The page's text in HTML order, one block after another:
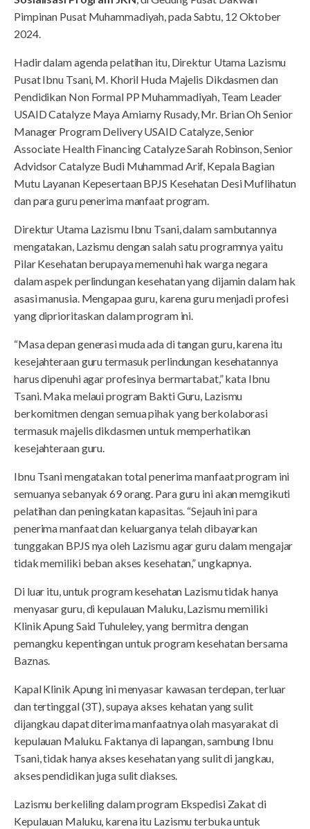
Pimpinan Pusat Muhammadiyah, pada Sabtu, 12 Oktober
2024.
Hadir dalam agenda pelatihan itu, Direktur Utama Lazismu
Pusat Ibnu Tsani, M. Khoril Huda Majelis Dikdasmen dan
Pendidikan Non Formal PP Muhammadiyah, Team Leader
USAID Catalyze Maya Amiarny Rusady, Mr. Brian Oh Senior
Manager Program Delivery USAID Catalyze, Senior
Associate Health Financing Catalyze Sarah Robinson, Senior
Advidsor Catalyze Budi Muhammad Arif, Kepala Bagian
Mutu Layanan Kepesertaan BPJS Kesehatan Desi Muflihatun
dan para guru penerima manfaat program.
Direktur Utama Lazismu Ibnu Tsani, dalam sambutannya
mengatakan, Lazismu dengan salah satu programnya yaitu
Pilar Kesehatan berupaya memenuhi hak warga negara
dalam aspek perlindungan kesehatan yang dijamin dalam hak
asasi manusia. Mengapaa guru, karena guru menjadi profesi
yang diprioritaskan dalam program ini.
“Masa depan generasi muda ada di tangan guru, karena itu
kesejahteraan guru termasuk perlindungan kesehatannya
harus dipenuhi agar profesinya bermartabat,” kata Ibnu
Tsani. Maka melaui program Bakti Guru, Lazismu
berkomitmen dengan semua pihak yang berkolaborasi
termasuk majelis dikdasmen untuk memperhatikan
kesejahteraan guru.
Ibnu Tsani mengatakan total penerima manfaat program ini
semuanya sebanyak 69 orang. Para guru ini akan memgikuti
pelatihan dan peningkatan kapasitas. “Sejauh ini para
penerima manfaat dan keluarganya telah dibayarkan
tunggakan BPJS nya oleh Lazismu agar guru dalam mengajar
tidak memiliki beban akses kesehatan,” ungkapnya.
Di luar itu, untuk program kesehatan Lazismu tidak hanya
menyasar guru, di kepulauan Maluku, Lazismu memiliki
Klinik Apung Said Tuhuleley, yang bermitra dengan
pemangku kepentingan untuk program kesehatan bersama
Baznas.
Kapal Klinik Apung ini menyasar kawasan terdepan, terluar
dan tertinggal (3T), supaya akses kehatan yang sulit
dijangkau dapat diterima manfaatnya olah masyarakat di
kepulauan Maluku. Faktanya di lapangan, sambung Ibnu
Tsani, tidak hanya akses kesehatan yang sulit di jangkau,
akses pendidikan juga sulit diakses.
Lazismu berkeliling dalam program Ekspedisi Zakat di
Kepulauan Maluku, karena itu Lazismu terbuka untuk